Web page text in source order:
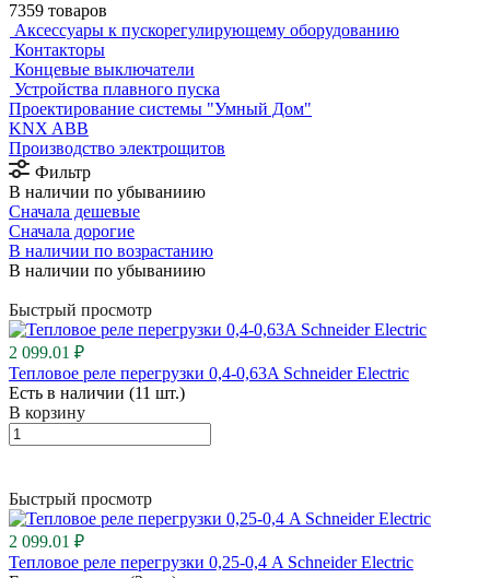
7359 товаров
Аксессуары к пускорегулирующему оборудованию
Контакторы
Концевые выключатели
Устройства плавного пуска
Проектирование системы "Умный Дом"
⁠KNX ABB
Производство электрощитов
Фильтр
В наличии по убываниию
Сначала дешевые
Сначала дорогие
В наличии по возрастанию
В наличии по убываниию
Быстрый просмотр
2 099.01 ₽
Тепловое реле перегрузки 0,4-0,63A Schneider Electric
Есть в наличии (11 шт.)
В корзину
Быстрый просмотр
2 099.01 ₽
Тепловое реле перегрузки 0,25-0,4 A Schneider Electric